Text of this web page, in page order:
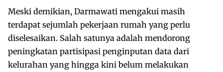
Meski demikian, Darmawati mengakui masih
terdapat sejumlah pekerjaan rumah yang perlu
diselesaikan. Salah satunya adalah mendorong
peningkatan partisipasi penginputan data dari
kelurahan yang hingga kini belum melakukan